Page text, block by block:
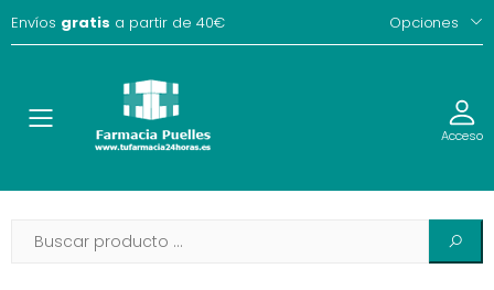
Envíos gratis a partir de 40€ Opciones
Toggle Acceso